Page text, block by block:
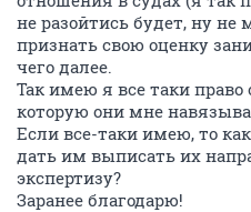
не разойтись будет, ну не
признать свою оценку
чего далее.
Так имею я все таки право
которую они мне
Если все-таки имею, то
дать им выписать их
экспертизу?
Заранее благодарю!